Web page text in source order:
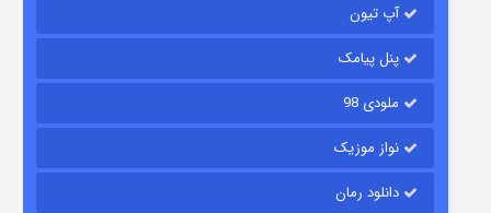
آپ تیون
پنل پیامک
ملودی 98
نواز موزیک
دانلود رمان